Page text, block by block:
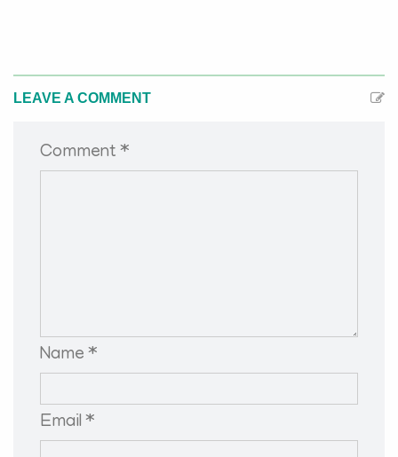
LEAVE A COMMENT
Comment *
Name *
Email *